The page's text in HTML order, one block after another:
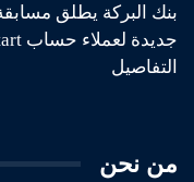
بنك البركة يطلق
التفاصيل
من نحن